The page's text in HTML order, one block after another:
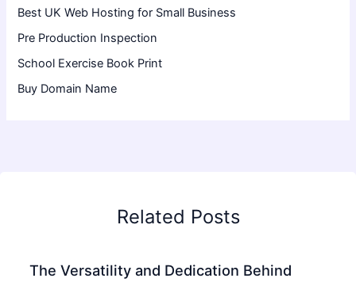
Best UK Web Hosting for Small Business
Pre Production Inspection
School Exercise Book Print
Buy Domain Name
Related Posts
The Versatility and Dedication Behind